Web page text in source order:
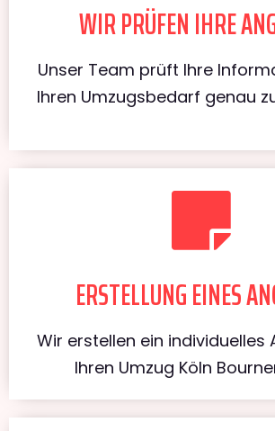
WIR PRÜFEN IHRE
Unser Team prüft Ihre
Ihren Umzugsbedarf genau
ERSTELLUNG EINES
Wir erstellen ein individuelles
Ihren Umzug Köln